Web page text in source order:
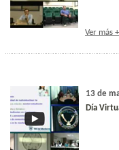
Ver más +
13 de
Día